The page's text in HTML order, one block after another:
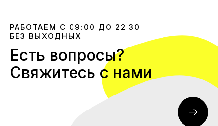
РАБОТАЕМ С 09:00 ДО 22:30
БЕЗ ВЫХОДНЫХ
Есть вопросы?
Свяжитесь с нами